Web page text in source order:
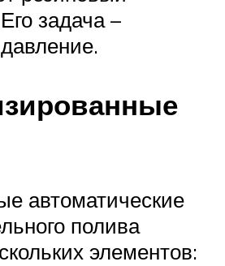
задача –
автоматические
полива
элементов: